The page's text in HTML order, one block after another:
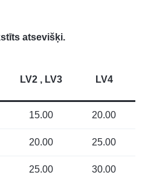
atsevišķi.
LV2 , LV3 LV4
15.00 20.00
20.00 25.00
25.00 30.00